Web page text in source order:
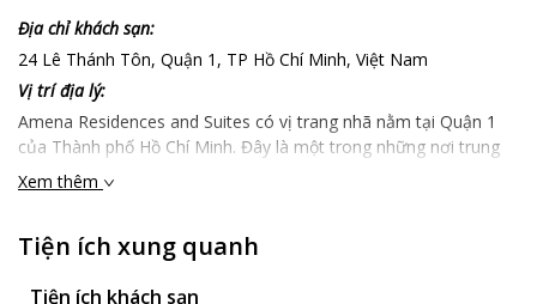
Địa chỉ khách sạn:
24 Lê Thánh Tôn, Quận 1, TP Hồ Chí Minh, Việt Nam
Vị trí địa lý:
Amena Residences and Suites có vị trang nhã nằm tại Quận 1
của Thành phố Hồ Chí Minh. Đây là một trong những nơi trung
tâm sầm uất, là lựa chọn tuyệt vời cho du khách thích hoạt động
giải trí về đêm, mua sắm và bảo tàng. Amena Residences and
Nhất 7 km
Xem thêm
Tiện ích xung quanh
Tiện ích khách sạn